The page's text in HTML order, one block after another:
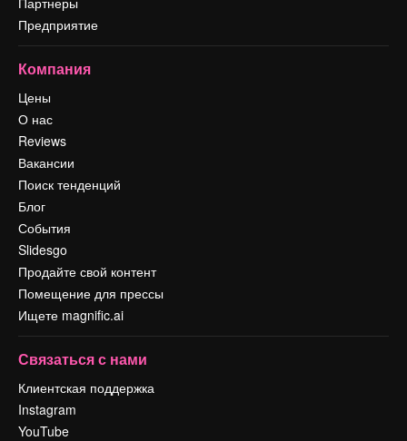
Предприятие
Компания
Цены
О нас
Reviews
Вакансии
Поиск тенденций
Блог
События
Slidesgo
Продайте свой контент
Помещение для прессы
Ищете magnific.ai
Связаться с нами
Клиентская поддержка
Instagram
YouTube